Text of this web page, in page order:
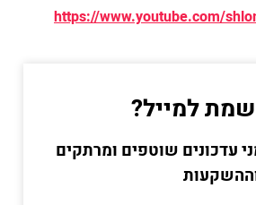
https://www.youtube.com/
למייל?
עדכונים שוטפים ומרתקים